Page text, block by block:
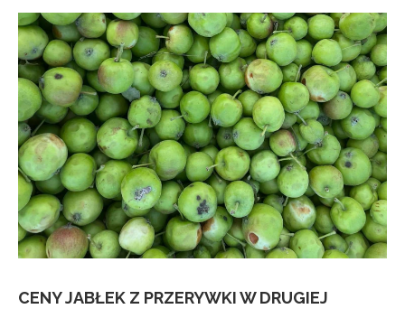
CENY JABŁEK Z PRZERYWKI W DRUGIEJ